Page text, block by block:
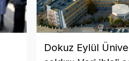
Dokuz Eylül